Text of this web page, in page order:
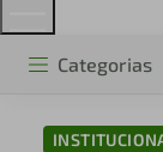
Categorias